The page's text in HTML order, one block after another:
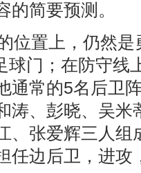
的简要预测。
位置上，仍然
球门；在防守线
通常的5名后卫
涛、彭晓、吴米
、张爱辉三人组
任边后卫，进攻